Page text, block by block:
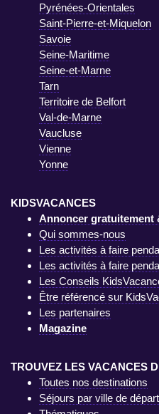
Pyrénées-Orientales
Saint-Pierre-et-Miquelon
Savoie
Seine-Maritime
Seine-et-Marne
Tarn
Territoire de Belfort
Val-de-Marne
Vaucluse
Vienne
Yonne
KIDSVACANCES
Annoncer gratuitement
Qui sommes-nous
Les activités à faire
Les activités à faire
Les Conseils
Être référencé sur
Les partenaires
Magazine
TROUVEZ LES VACANCES
Toutes nos destinations
Séjours par ville de départ